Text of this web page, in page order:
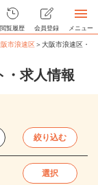
閲覧履歴 会員登録 メニュー
市浪速区＞大阪市浪速区・
・求人情報
絞り込む
選択